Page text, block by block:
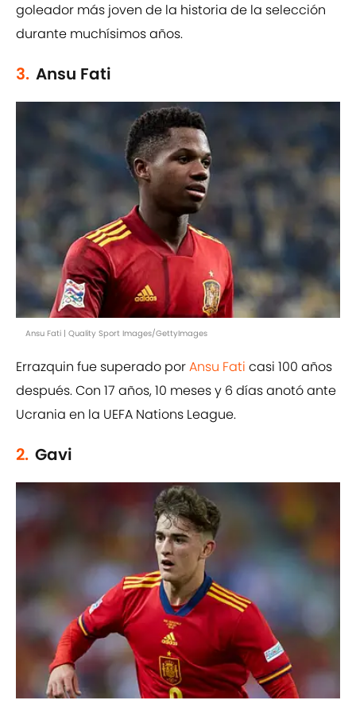
goleador más joven de la historia de la selección
durante muchísimos años.
3. Ansu Fati
Ansu Fati | Quality Sport Images/GettyImages
Errazquin fue superado porAnsu Fati casi 100 años
después. Con 17 años, 10 meses y 6 días anotó ante
Ucrania en la UEFA Nations League.
2. Gavi